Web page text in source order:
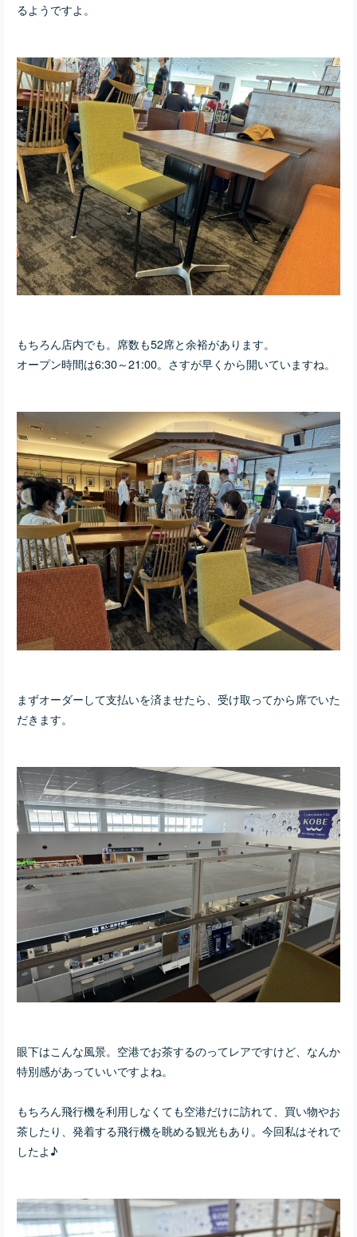
るようですよ。
もちろん店内でも。席数も52席と余裕があります。
オープン時間は6:30～21:00。さすが早くから開いていますね。
まずオーダーして支払いを済ませたら、受け取ってから席でいた
だきます。
眼下はこんな風景。空港でお茶するのってレアですけど、なんか
特別感があっていいですよね。
もちろん飛行機を利用しなくても空港だけに訪れて、買い物やお
茶したり、発着する飛行機を眺める観光もあり。今回私はそれで
したよ♪